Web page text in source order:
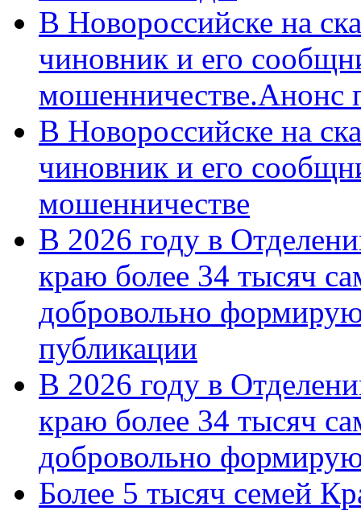
В Новороссийске на
чиновник и его
мошенничестве.Анонс
В Новороссийске на
чиновник и его
мошенничестве
В 2026 году в
краю более 34 тысяч
добровольно
публикации
В 2026 году в
краю более 34 тысяч
добровольно
Более 5 тысяч семей